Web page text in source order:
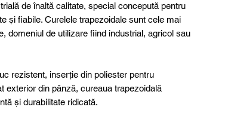
de înaltă calitate, special concepută pentru
și fiabile. Curelele trapezoidale sunt cele mai
domeniul de utilizare fiind industrial, agricol sau
rezistent, inserție din poliester pentru
exterior din pânză, cureaua trapezoidală
și durabilitate ridicată.